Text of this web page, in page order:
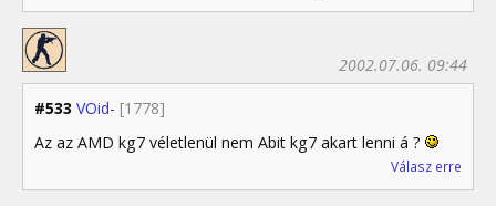
#533 VOid- [1778]
2002.07.06. 09:44
Az az AMD kg7 véletlenül nem Abit kg7 akart lenni á ?
Válasz erre